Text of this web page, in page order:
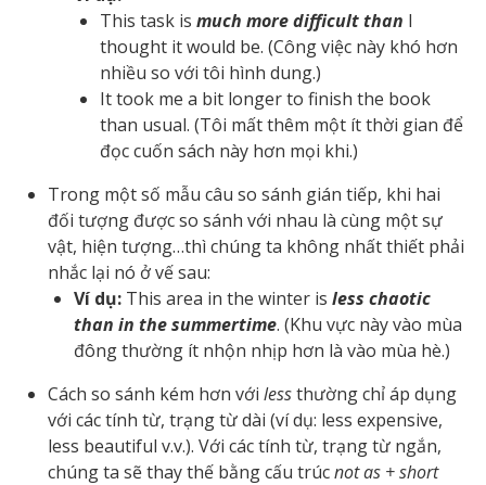
This task is much more difficult than I
thought it would be. (Công việc này khó hơn
nhiều so với tôi hình dung.)
It took me a bit longer to finish the book
than usual. (Tôi mất thêm một ít thời gian để
đọc cuốn sách này hơn mọi khi.)
Trong một số mẫu câu so sánh gián tiếp, khi hai
đối tượng được so sánh với nhau là cùng một sự
vật, hiện tượng…thì chúng ta không nhất thiết phải
nhắc lại nó ở vế sau:
Ví dụ: This area in the winter is less chaotic
than in the summertime. (Khu vực này vào mùa
đông thường ít nhộn nhịp hơn là vào mùa hè.)
Cách so sánh kém hơn với lessthường chỉ áp dụng
với các tính từ, trạng từ dài (ví dụ: less expensive,
less beautiful v.v.). Với các tính từ, trạng từ ngắn,
chúng ta sẽ thay thế bằng cấu trúcnot as + short